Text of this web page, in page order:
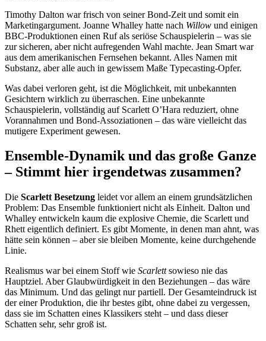
Timothy Dalton war frisch von seiner Bond-Zeit und somit ein
Marketingargument. Joanne Whalley hatte nach Willow und einigen
BBC-Produktionen einen Ruf als seriöse Schauspielerin – was sie
zur sicheren, aber nicht aufregenden Wahl machte. Jean Smart war
aus dem amerikanischen Fernsehen bekannt. Alles Namen mit
Substanz, aber alle auch in gewissem Maße Typecasting-Opfer.
Was dabei verloren geht, ist die Möglichkeit, mit unbekannten
Gesichtern wirklich zu überraschen. Eine unbekannte
Schauspielerin, vollständig auf Scarlett O’Hara reduziert, ohne
Vorannahmen und Bond-Assoziationen – das wäre vielleicht das
mutigere Experiment gewesen.
Ensemble-Dynamik und das große Ganze
– Stimmt hier irgendetwas zusammen?
Die Scarlett Besetzung leidet vor allem an einem grundsätzlichen
Problem: Das Ensemble funktioniert nicht als Einheit. Dalton und
Whalley entwickeln kaum die explosive Chemie, die Scarlett und
Rhett eigentlich definiert. Es gibt Momente, in denen man ahnt, was
hätte sein können – aber sie bleiben Momente, keine durchgehende
Linie.
Realismus war bei einem Stoff wie Scarlettsowieso nie das
Hauptziel. Aber Glaubwürdigkeit in den Beziehungen – das wäre
das Minimum. Und das gelingt nur partiell. Der Gesamteindruck ist
der einer Produktion, die ihr bestes gibt, ohne dabei zu vergessen,
dass sie im Schatten eines Klassikers steht – und dass dieser
Schatten sehr, sehr groß ist.